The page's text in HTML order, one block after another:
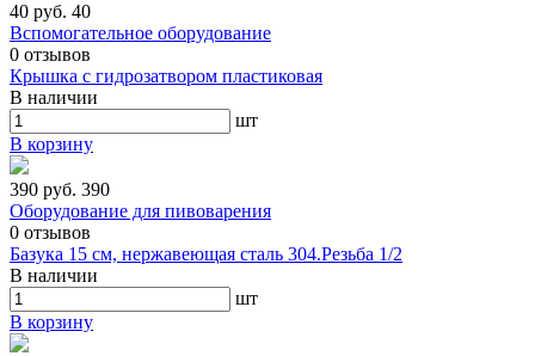
40 руб. 40
Вспомогательное оборудование
0 отзывов
Крышка с гидрозатвором пластиковая
В наличии
шт
В корзину
390 руб. 390
Оборудование для пивоварения
0 отзывов
Базука 15 см, нержавеющая сталь 304.Резьба 1/2
В наличии
шт
В корзину